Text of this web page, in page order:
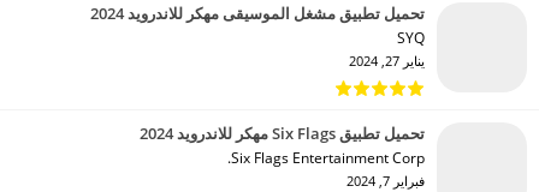
تحميل تطبيق مشغل الموسيقى مهكر للاندرويد 2024
SYQ‏
يناير 27, 2024
تحميل تطبيق Six Flags مهكر للاندرويد 2024
Six Flags Entertainment Corp.‏
فبراير 7, 2024